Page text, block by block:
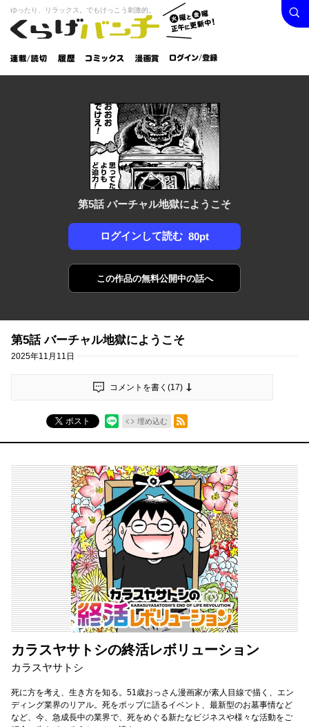
くらげバンチ
火曜と
金曜正
午に更
新中！
ゆったり、リラックス。でもけっこう刺激的。
連載/読
切
履
歴
コミック
漫画
賞
ログイン /
登録
検索
第5話 バーチャル地獄にようこそ
ログインして読む 80pt
この作品の無料公開中の話へ
第5話 バーチャル地獄にようこそ
2025年11月11日
コメントを書く(17)
ポスト 埋め込む
RSSフィード
カラスヤサトシの終活レボリューション
カラスヤサトシ
死に方を考え、生き方を知る。51歳おっさん漫画家が素人目線で描く、エン
ディング業界のリアル。死をポップに語るイベント、最新型のお墓事情など
など、今、急成長中の業界で、死をめぐる新たなビジネスや様々な活動をご